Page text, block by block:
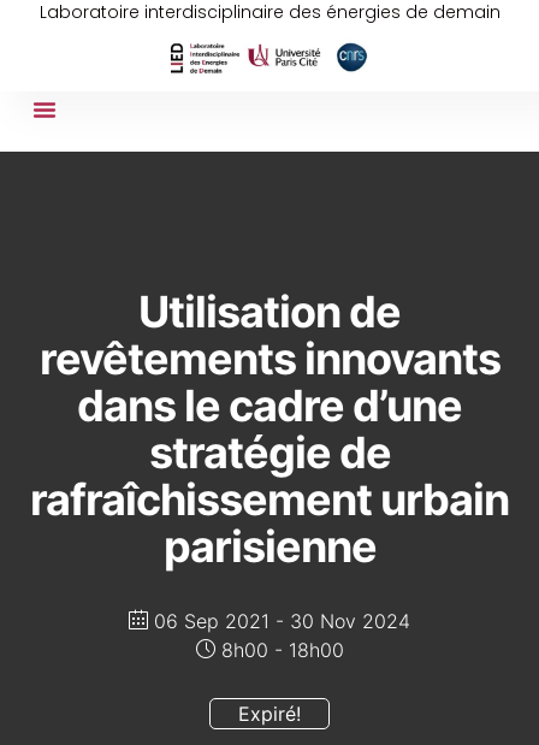
Laboratoire interdisciplinaire des énergies de demain
Utilisation de
revêtements innovants
dans le cadre d’une
stratégie de
rafraîchissement urbain
parisienne
06 Sep 2021 - 30 Nov 2024
Expiré!
8h00 - 18h00